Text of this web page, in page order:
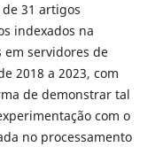
31 artigos
indexados na
em servidores de
2018 a 2023, com
de demonstrar tal
com o
no processamento